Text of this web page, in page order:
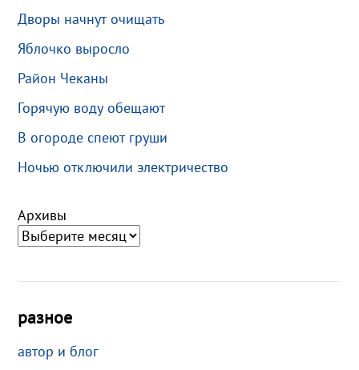
Дворы начнут очищать
Яблочко выросло
Район Чеканы
Горячую воду обещают
В огороде спеют груши
Ночью отключили электричество
Архивы
разное
автор и блог